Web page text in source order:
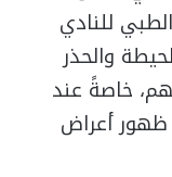
للنادي
والحذر
خاصةً عند
ظهور أعراض